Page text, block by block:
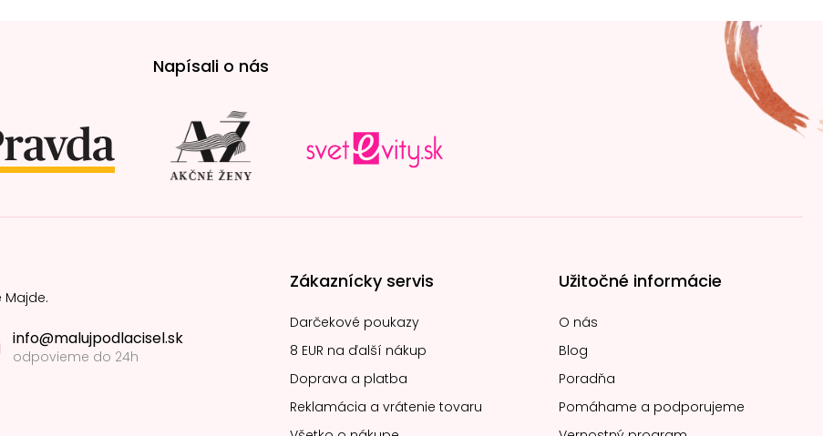
Napísali o nás
info@malujpodlacisel.sk
odpovieme do 24h
Zákaznícky servis
Darčekové poukazy
8 EUR na ďalší nákup
Doprava a platba
Reklamácia a vrátenie tovaru
Užitočné informácie
O nás
Blog
Poradňa
Pomáhame a podporujeme